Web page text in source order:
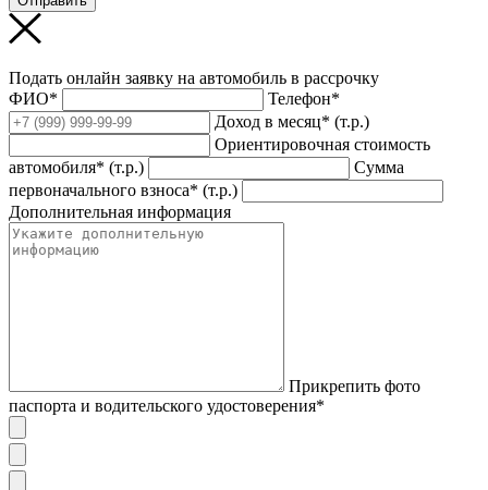
Подать онлайн заявку на автомобиль в рассрочку
ФИО*
Телефон*
Доход в месяц* (т.р.)
Ориентировочная стоимость
автомобиля* (т.р.)
Сумма
первоначального взноса* (т.р.)
Дополнительная информация
Прикрепить фото
паспорта и водительского удостоверения*